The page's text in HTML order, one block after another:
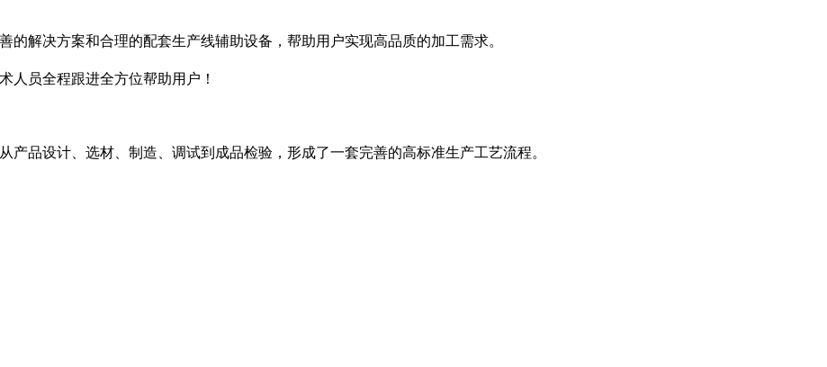
解决方案和合理的配套生产线辅助设备，帮助用户实现高品质的加工需求。
人员全程跟进全方位帮助用户！
品设计、选材、制造、调试到成品检验，形成了一套完善的高标准生产工艺流程。